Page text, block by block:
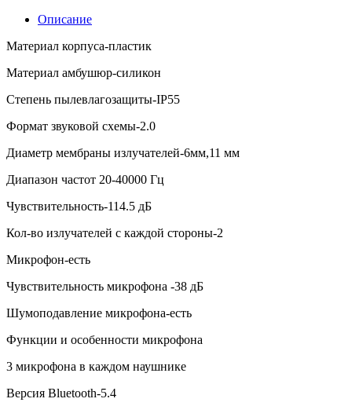
Описание
Материал корпуса-пластик
Материал амбушюр-силикон
Степень пылевлагозащиты-IP55
Формат звуковой схемы-2.0
Диаметр мембраны излучателей-6мм,11 мм
Диапазон частот 20-40000 Гц
Чувствительность-114.5 дБ
Кол-во излучателей с каждой стороны-2
Микрофон-есть
Чувствительность микрофона -38 дБ
Шумоподавление микрофона-есть
Функции и особенности микрофона
3 микрофона в каждом наушнике
Версия Bluetooth-5.4